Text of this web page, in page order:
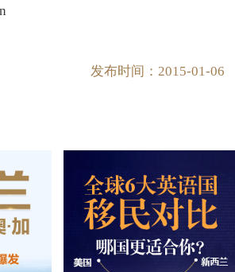
发布时间：2015-01-06